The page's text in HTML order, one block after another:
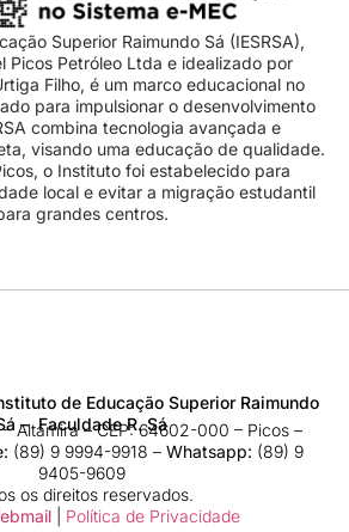
Superior Raimundo Sá (IESRSA),
Picos Petróleo Ltda e idealizado por
Filho, é um marco educacional no
para impulsionar o desenvolvimento
combina tecnologia avançada e
visando uma educação de qualidade.
o Instituto foi estabelecido para
local e evitar a migração estudantil
grandes centros.
de Educação Superior Raimundo
– Faculdade R. Sá
Altamira – CEP: 64602-000 – Picos –
(89) 9 9994-9918​ – Whatsapp: (89) 9
9405-9609
os direitos reservados.
Política de Privacidade